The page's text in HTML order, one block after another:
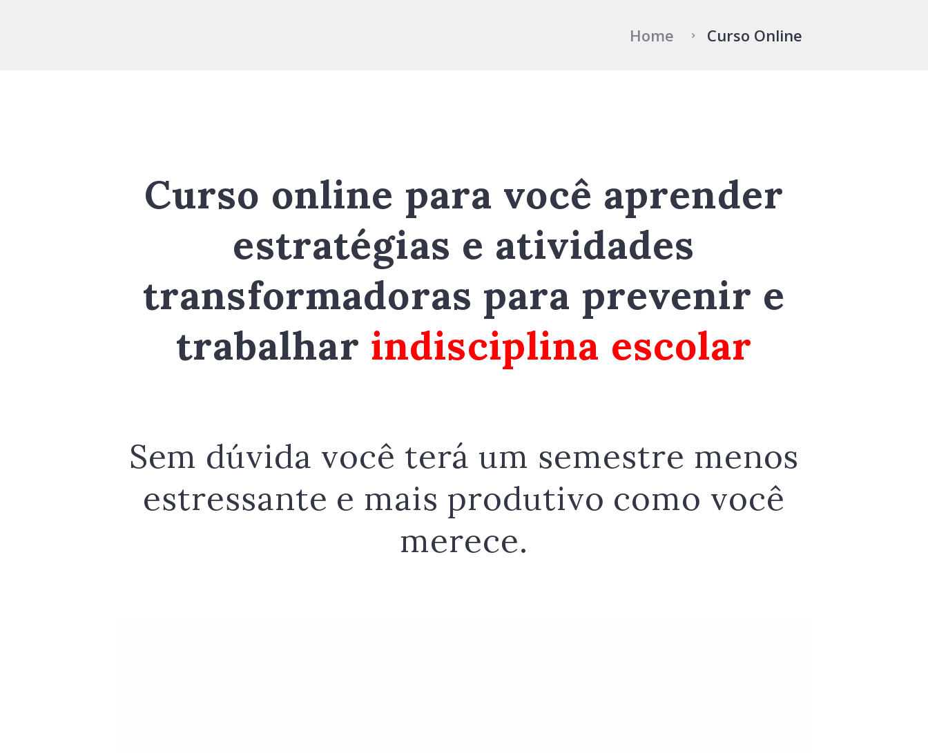
Home Curso Online
Curso online para você aprender
estratégias e atividades
transformadoras para prevenir e
trabalhar indisciplina escolar
Sem dúvida você terá um semestre menos
estressante e mais produtivo como você
merece.